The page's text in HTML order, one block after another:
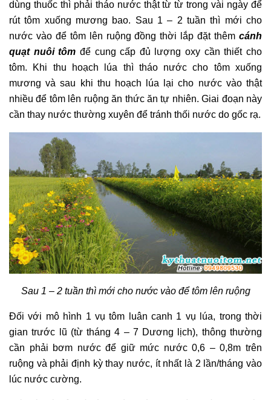
dùng thuốc thì phải tháo nước thật từ từ trong vài ngày để
rút tôm xuống mương bao. Sau 1 – 2 tuần thì mới cho
nước vào để tôm lên ruộng đồng thời lắp đặt thêm cánh
quạt nuôi tôm để cung cấp đủ lượng oxy cần thiết cho
tôm. Khi thu hoạch lúa thì tháo nước cho tôm xuống
mương và sau khi thu hoạch lúa lại cho nước vào thật
nhiều để tôm lên ruộng ăn thức ăn tự nhiên. Giai đoạn này
cần thay nước thường xuyên để tránh thối nước do gốc rạ.
Sau 1 – 2 tuần thì mới cho nước vào để tôm lên ruộng
Đối với mô hình 1 vụ tôm luân canh 1 vụ lúa, trong thời
gian trước lũ (từ tháng 4 – 7 Dương lịch), thông thường
cần phải bơm nước để giữ mức nước 0,6 – 0,8m trên
ruộng và phải định kỳ thay nước, ít nhất là 2 lần/tháng vào
lúc nước cường.